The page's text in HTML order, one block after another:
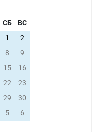
СБ
ВС
1
2
8
9
15
16
22
23
29
30
5 6